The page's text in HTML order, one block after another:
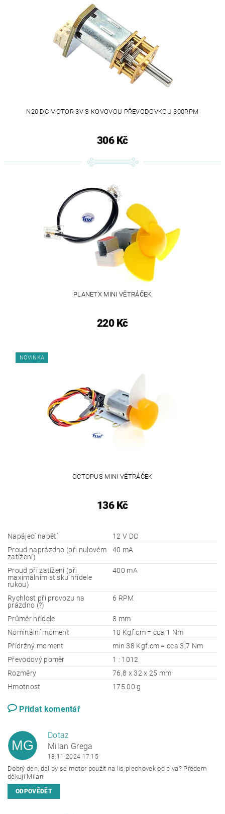
N20 DC MOTOR 3V S KOVOVOU PŘEVODOVKOU 300RPM
306 Kč
PLANETX MINI VĚTRÁČEK
220 Kč
NOVINKA
OCTOPUS MINI VĚTRÁČEK
136 Kč
Napájecí napětí
12 V DC
Proud naprázdno (při nulovém
zatížení)
40 mA
Proud při zatížení (při
maximálním stisku hřídele
rukou)
400 mA
Rychlost při provozu na
prázdno (?)
6 RPM
Průměr hřídele
8 mm
Nominální moment
10 Kgf.cm = cca 1 Nm
Přídržný moment
min 38 Kgf.cm = cca 3,7 Nm
Převodový poměr
1 : 1012
Rozměry
76,8 x 32 x 25 mm
Hmotnost
175.00 g
Přidat komentář
MG
Dotaz
Milan Grega
18.11.2024 17:15
Dobrý den, dal by se motor použít na lis plechovek od piva? Předem
děkuji Milan
ODPOVĚDĚT